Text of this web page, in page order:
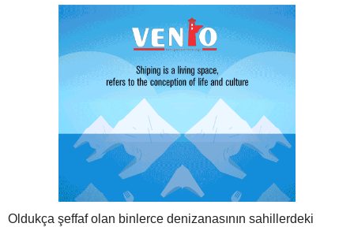
Oldukça şeffaf olan binlerce denizanasının sahillerdeki